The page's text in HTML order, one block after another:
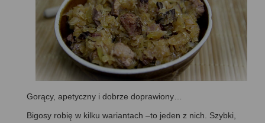
Gorący, apetyczny i dobrze doprawiony…
Bigosy robię w kilku wariantach –to jeden z nich. Szybki,